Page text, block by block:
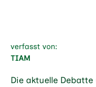
verfasst von:
TIAM
Die aktuelle